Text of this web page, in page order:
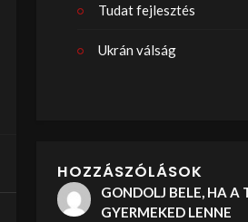
Tudat fejlesztés
Ukrán válság
HOZZÁSZÓLÁSOK
GONDOLJ BELE, HA A
GYERMEKED LENNE